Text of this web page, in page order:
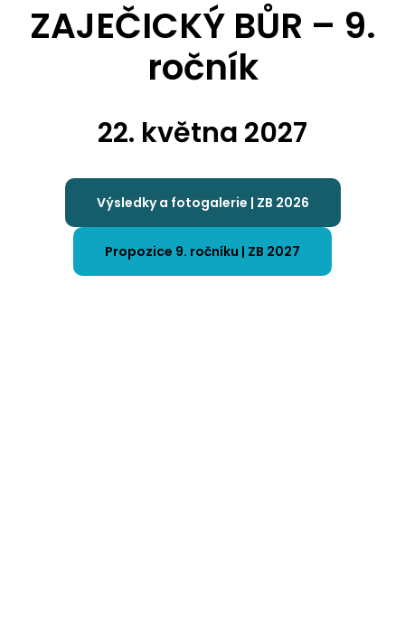
ZAJEČICKÝ BŮR – 9.
ročník
22. května 2027
Výsledky a fotogalerie | ZB 2026
Propozice 9. ročníku | ZB 2027